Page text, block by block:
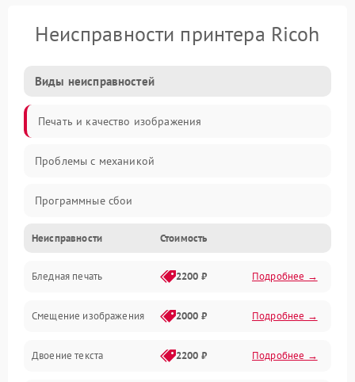
Неисправности принтера Ricoh
Виды неисправностей
Печать и качество изображения
Проблемы с механикой
Программные сбои
Программные ошибки
Картриджи и расходники
Механика и узлы
Подключение и интерфейсы
Неисправности Стоимость
Бледная печать 2200 ₽ Подробнее →
Смещение изображения 2000 ₽ Подробнее →
Двоение текста 2200 ₽ Подробнее →